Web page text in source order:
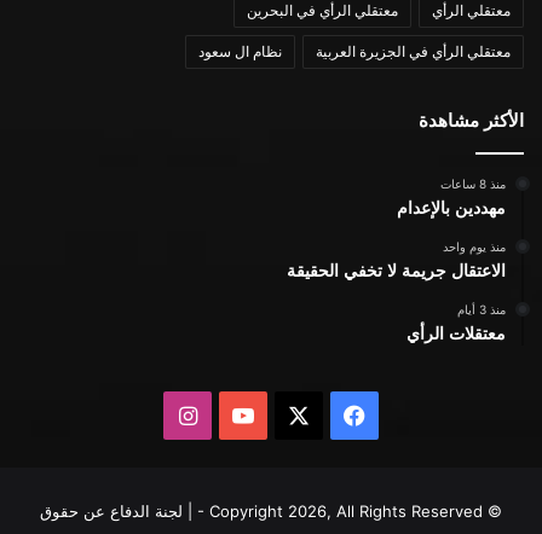
معتقلي الرأي معتقلي الرأي في البحرين
معتقلي الرأي في الجزيرة العربية نظام ال سعود
الأكثر مشاهدة
منذ 8 ساعات
مهددين بالإعدام
منذ يوم واحد
الاعتقال جريمة لا تخفي الحقيقة
منذ 3 أيام
معتقلات الرأي
فيسبوك يوتيوبانستقرام
© Copyright 2026, All Rights Reserved - | لجنة الدفاع عن حقوق